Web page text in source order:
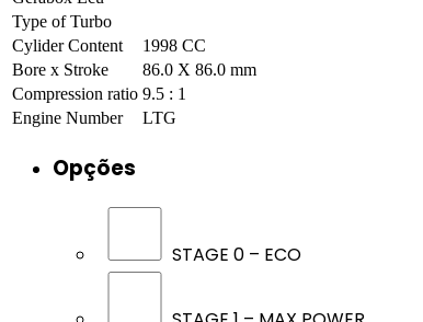
Type of Turbo
Cylider Content
1998 CC
Bore x Stroke
86.0 X 86.0 mm
Compression ratio 9.5 : 1
Engine Number
LTG
Opções
STAGE 0 – ECO